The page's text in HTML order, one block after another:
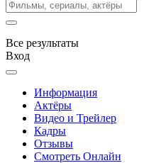
Все результаты
Вход
Информация
Актёры
Видео и Трейлер
Кадры
Отзывы
Смотреть Онлайн